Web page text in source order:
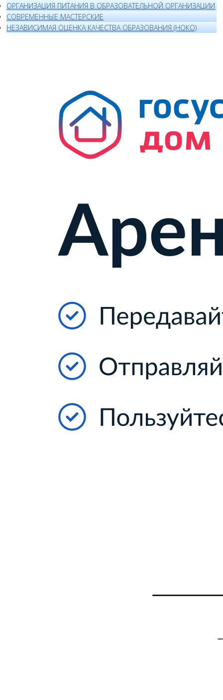
ОРГАНИЗАЦИЯ ПИТАНИЯ В ОБРАЗОВАТЕЛЬНОЙ ОРГАНИЗАЦИИ
СОВРЕМЕННЫЕ МАСТЕРСКИЕ
НЕЗАВИСИМАЯ ОЦЕНКА КАЧЕСТВА ОБРАЗОВАНИЯ (НОКО)